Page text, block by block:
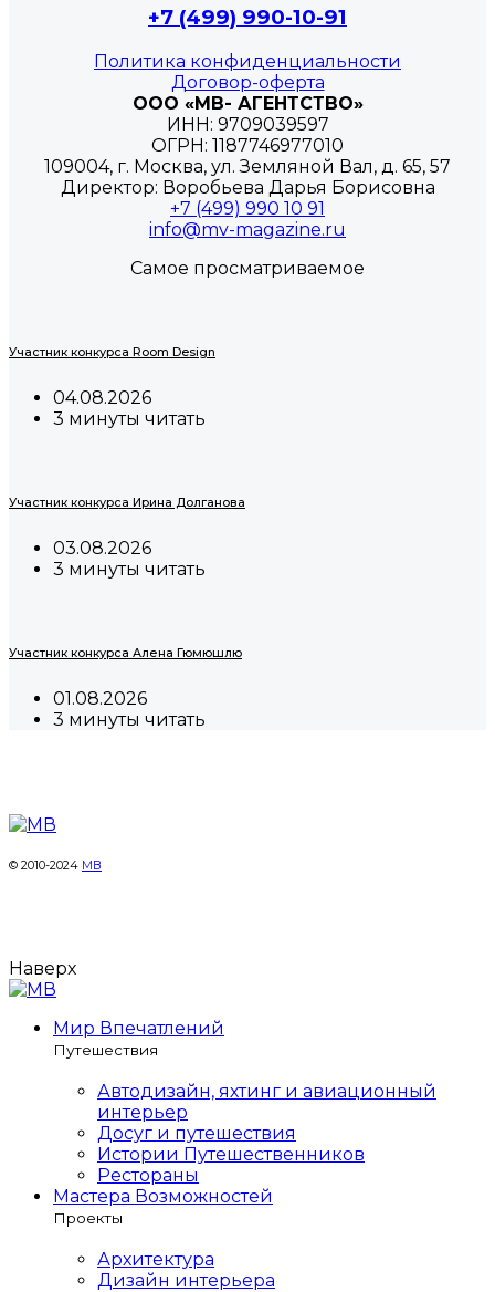
+7 (499) 990-10-91
Политика конфиденциальности
Договор-оферта
ООО «МВ- АГЕНТСТВО»
ИНН: 9709039597
ОГРН: 1187746977010
109004, г. Москва, ул. Земляной Вал, д. 65, 57
Директор: Воробьева Дарья Борисовна
+7 (499) 990 10 91
info@mv-magazine.ru
Самое просматриваемое
Участник конкурса Room Design
04.08.2026
3 минуты читать
Участник конкурса Ирина Долганова
03.08.2026
3 минуты читать
Участник конкурса Алена Гюмюшлю
01.08.2026
3 минуты читать
© 2010-2024 МВ
Наверх
Мир Впечатлений
Путешествия
Автодизайн, яхтинг и авиационный
интерьер
Досуг и путешествия
Истории Путешественников
Рестораны
Мастера Возможностей
Проекты
Архитектура
Дизайн интерьера